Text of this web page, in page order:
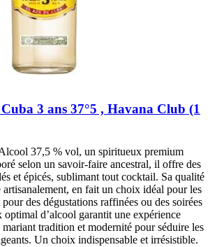
3 ans 37°5 , Havana Club (1
37,5 % vol, un spiritueux premium
selon un savoir-faire ancestral, il offre des
et épicés, sublimant tout cocktail. Sa qualité
artisanalement, en fait un choix idéal pour les
des dégustations raffinées ou des soirées
d’alcool garantit une expérience
tradition et modernité pour séduire les
Un choix indispensable et irrésistible.